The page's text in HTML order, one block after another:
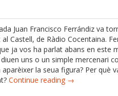
Juan Francisco Ferrándiz va
Castell, de Ràdio Cocentaina.
ja vos ha parlat abans en este
uns o un simple mercenari
la seua figura? Per què
Continue reading →